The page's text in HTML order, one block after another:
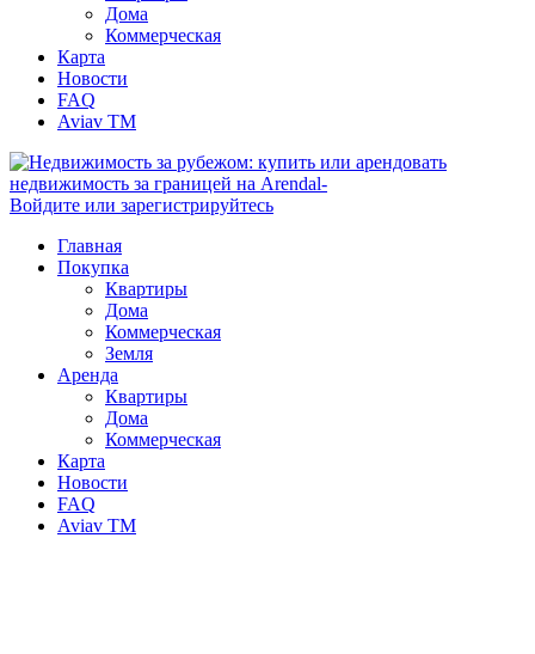
Дома
Коммерческая
Карта
Новости
FAQ
Aviav TM
Войдите или зарегистрируйтесь
Главная
Покупка
Квартиры
Дома
Коммерческая
Земля
Аренда
Квартиры
Дома
Коммерческая
Карта
Новости
FAQ
Aviav TM